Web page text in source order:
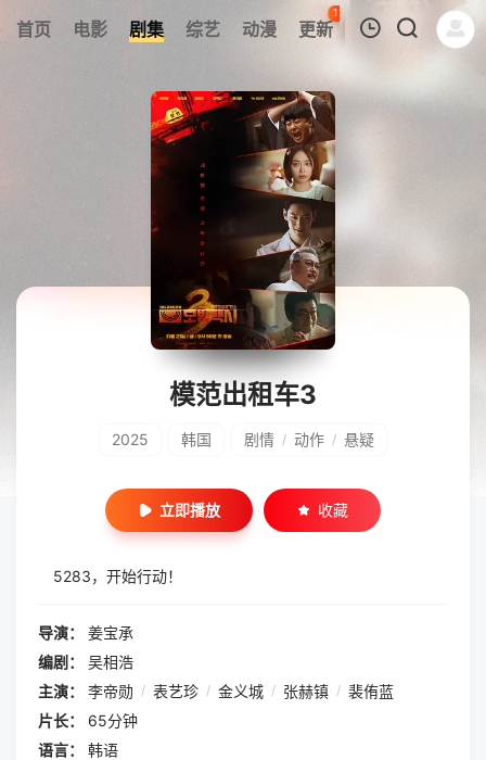
首页 电影 剧集 综艺 动漫 更新
112
热榜 APP
暂无观看影片的记录
模范出租车3
2025 韩国 剧情 / 动作 / 悬疑
立即播放 收藏
5283，开始行动！
导演：
姜宝承
编剧：
吴相浩
主演：
李帝勋 / 表艺珍 / 金义城 / 张赫镇 / 裴侑蓝
片长：
65分钟
语言：
韩语